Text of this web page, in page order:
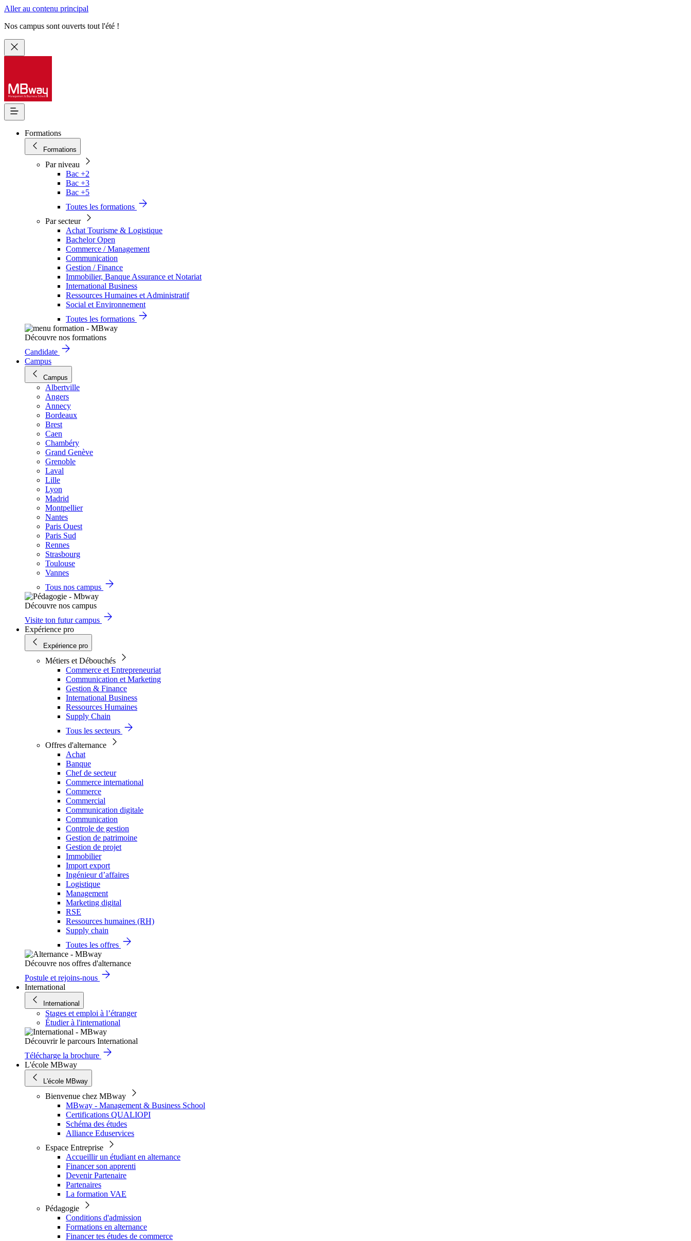
Aller au contenu principal
Nos campus sont ouverts tout l'été !
Formations
Formations
Par niveau
Bac +2
Bac +3
Bac +5
Toutes les formations
Par secteur
Achat Tourisme & Logistique
Bachelor Open
Commerce / Management
Communication
Gestion / Finance
Immobilier, Banque Assurance et Notariat
International Business
Ressources Humaines et Administratif
Social et Environnement
Toutes les formations
Découvre nos formations
Candidate
Campus
Campus
Albertville
Angers
Annecy
Bordeaux
Brest
Caen
Chambéry
Grand Genève
Grenoble
Laval
Lille
Lyon
Madrid
Montpellier
Nantes
Paris Ouest
Paris Sud
Rennes
Strasbourg
Toulouse
Vannes
Tous nos campus
Découvre nos campus
Visite ton futur campus
Expérience pro
Expérience pro
Métiers et Débouchés
Commerce et Entrepreneuriat
Communication et Marketing
Gestion & Finance
International Business
Ressources Humaines
Supply Chain
Tous les secteurs
Offres d'alternance
Achat
Banque
Chef de secteur
Commerce international
Commerce
Commercial
Communication digitale
Communication
Controle de gestion
Gestion de patrimoine
Gestion de projet
Immobilier
Import export
Ingénieur d’affaires
Logistique
Management
Marketing digital
RSE
Ressources humaines (RH)
Supply chain
Toutes les offres
Découvre nos offres d'alternance
Postule et rejoins-nous
International
International
Stages et emploi à l’étranger
Étudier à l'international
Découvrir le parcours International
Télécharge la brochure
L'école MBway
L'école MBway
Bienvenue chez MBway
MBway - Management & Business School
Certifications QUALIOPI
Schéma des études
Alliance Eduservices
Espace Entreprise
Accueillir un étudiant en alternance
Financer son apprenti
Devenir Partenaire
Partenaires
La formation VAE
Pédagogie
Conditions d'admission
Formations en alternance
Financer tes études de commerce